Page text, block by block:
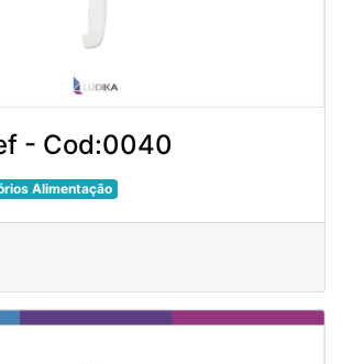
- Cod:0040
Alimentação